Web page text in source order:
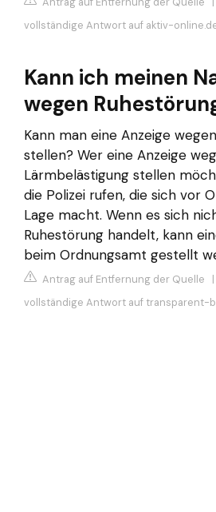
vollständige Antwort auf aktiv-
Kann ich meinen
wegen
Kann man eine Anzeige
stellen? Wer eine Anzeige
Lärmbelästigung stellen
die Polizei rufen, die sich vor
Lage macht. Wenn es sich
Ruhestörung handelt, kann
beim Ordnungsamt gestellt
Antrag auf Entfernung der Quelle |
vollständige Antwort auf transparent-